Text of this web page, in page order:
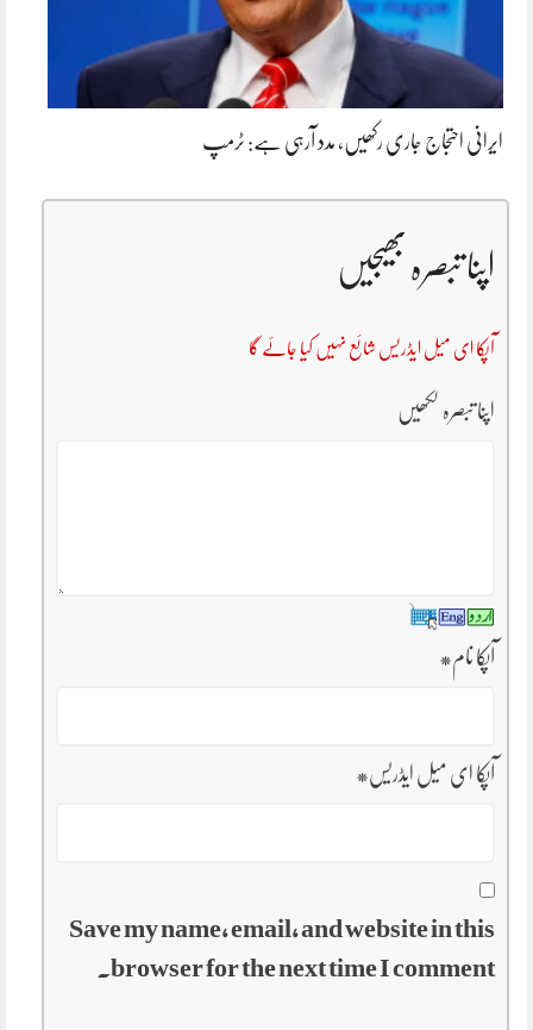
ایرانی احتجاج جاری رکھیں، مدد آرہی ہے: ٹرمپ
اپنا تبصرہ بھیجیں
آپکا ای میل ایڈریس شائع نہیں کیا جائے گا
اپنا تبصرہ لکھیں
آپکا نام*
آپکا ای میل ایڈریس*
Save my name, email, and website in this
browser for the next time I comment.